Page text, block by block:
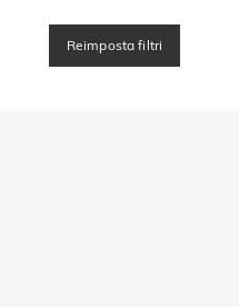
Reimposta filtri